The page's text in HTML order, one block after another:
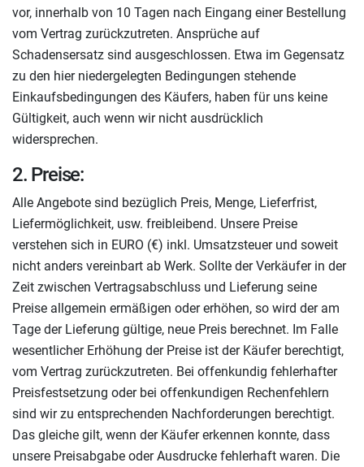
vor, innerhalb von 10 Tagen nach Eingang einer Bestellung
vom Vertrag zurückzutreten. Ansprüche auf
Schadensersatz sind ausgeschlossen. Etwa im Gegensatz
zu den hier niedergelegten Bedingungen stehende
Einkaufsbedingungen des Käufers, haben für uns keine
Gültigkeit, auch wenn wir nicht ausdrücklich
widersprechen.
2. Preise:
Alle Angebote sind bezüglich Preis, Menge, Lieferfrist,
Liefermöglichkeit, usw. freibleibend. Unsere Preise
verstehen sich in EURO (€) inkl. Umsatzsteuer und soweit
nicht anders vereinbart ab Werk. Sollte der Verkäufer in der
Zeit zwischen Vertragsabschluss und Lieferung seine
Preise allgemein ermäßigen oder erhöhen, so wird der am
Tage der Lieferung gültige, neue Preis berechnet. Im Falle
wesentlicher Erhöhung der Preise ist der Käufer berechtigt,
vom Vertrag zurückzutreten. Bei offenkundig fehlerhafter
Preisfestsetzung oder bei offenkundigen Rechenfehlern
sind wir zu entsprechenden Nachforderungen berechtigt.
Das gleiche gilt, wenn der Käufer erkennen konnte, dass
unsere Preisabgabe oder Ausdrucke fehlerhaft waren. Die